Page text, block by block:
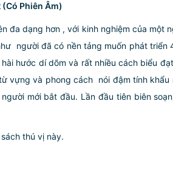
Phiên Âm)
đa dạng hơn , với kinh nghiệm của
người đã có nền tảng muốn phát
hước dí dõm và rất nhiều cách biểu
vựng và phong cách nói đậm tính
mới bắt đầu. Lần đầu tiên biên
thú vị này.